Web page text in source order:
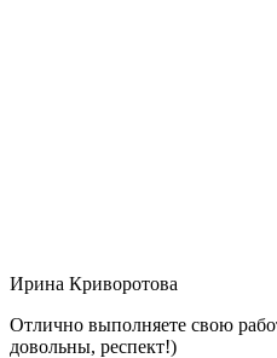
Ирина Криворотова
Отлично выполняете свою
довольны, респект!)